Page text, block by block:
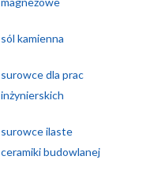
sól kamienna
surowce dla prac
inżynierskich
surowce ilaste
ceramiki budowlanej